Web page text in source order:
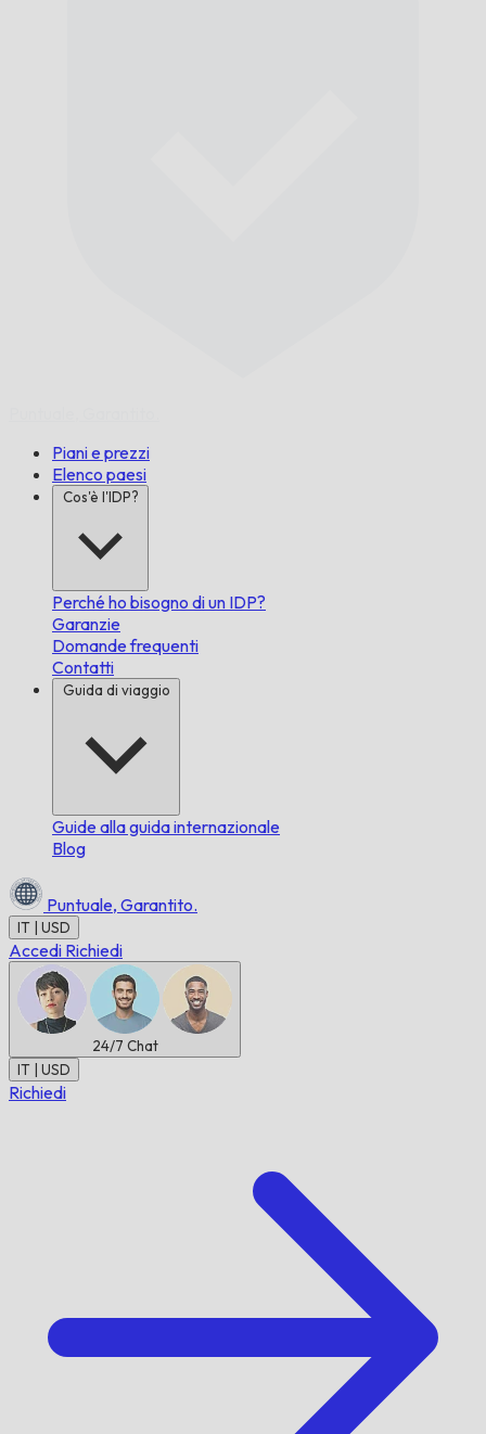
Piani e prezzi
Elenco paesi
Cos'è l'IDP?
Perché ho bisogno di un IDP?
Garanzie
Domande frequenti
Contatti
Guida di viaggio
Guide alla guida internazionale
Blog
Puntuale, Garantito.
IT | USD
Accedi Richiedi
24/7 Chat
IT | USD
Richiedi